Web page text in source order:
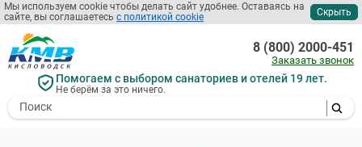
Мы используем cookie чтобы делать сайт удобнее. Оставаясь на
сайте, вы соглашаетесь с политикой cookie Скрыть
Перейти
к
основному
содержанию
Помогаем с выбором санаториев и отелей 19 лет.
Не берём за это ничего.
- I agree to the processing of my
8 (800) 2000-451
Заказать звонок